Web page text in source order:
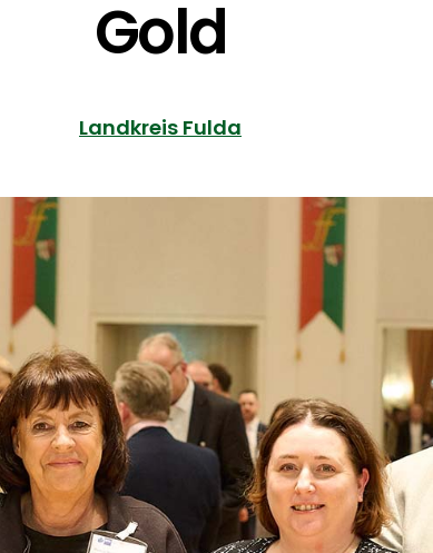
Gold
Landkreis Fulda